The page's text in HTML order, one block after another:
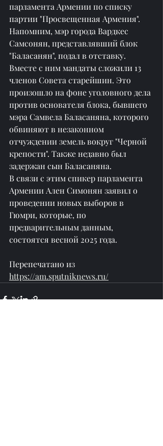
парламента Армении по списку
партии "Просвещенная Армения".
Напомним, мэр города Вардкес
Самсонян, представлявший блок
"Баласанян", подал в отставку.
Вместе с ним мандаты сложили 13
членов Совета старейшин. Это
произошло на фоне уголовного дела
против основателя блока, бывшего
мэра Самвела Баласаняна, которого
обвиняют в незаконном
отчуждении земель вокруг "Черной
крепости". Также недавно был
задержан сын Баласаняна.
В связи с этим спикер парламента
Армении Ален Симонян заявил о
проведении новых выборов в
Гюмри, которые, по
предварительным данным,
состоятся весной 2025 года.
Перепечатано из
https://am.sputniknews.ru/